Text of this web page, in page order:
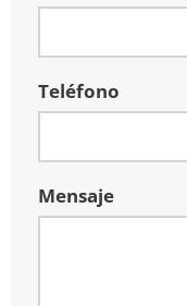
Teléfono
Mensaje